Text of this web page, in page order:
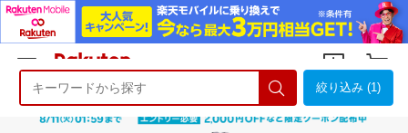
ようこそ 楽天市場へ ログイン
絞り込み (1)